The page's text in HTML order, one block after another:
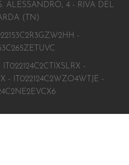
ALESSANDRO, 4 - RIVA DEL
(TN)
-
-
- IT022124C2WZO4WTJE -